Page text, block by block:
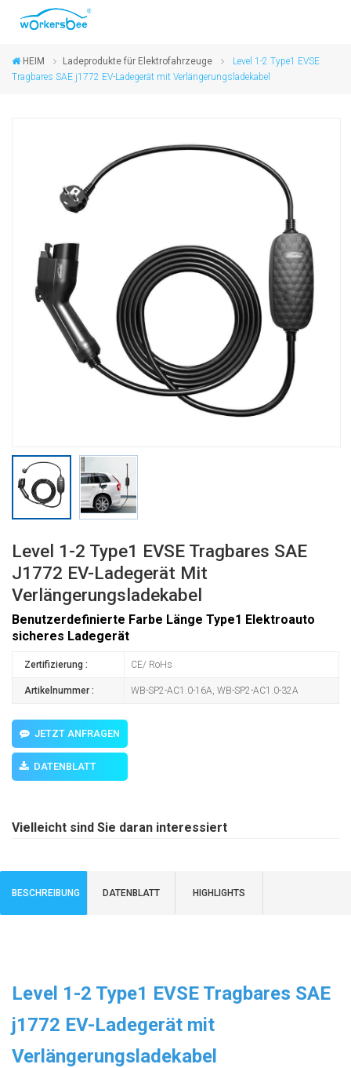
HEIM Ladeprodukte für Elektrofahrzeuge
Level 1-2 Type1 EVSE
Tragbares SAE j1772 EV-Ladegerät mit Verlängerungsladekabel
Level 1-2 Type1 EVSE Tragbares SAE
J1772 EV-Ladegerät Mit
Verlängerungsladekabel
Benutzerdefinierte Farbe Länge Type1 Elektroauto
sicheres Ladegerät
Zertifizierung : CE/ RoHs
Artikelnummer : WB-SP2-AC1.0-16A, WB-SP2-AC1.0-32A
JETZT ANFRAGEN
DATENBLATT
Vielleicht sind Sie daran interessiert
BESCHREIBUNG DATENBLATT HIGHLIGHTS
Level 1-2 Type1 EVSE Tragbares SAE
j1772 EV-Ladegerät mit
Verlängerungsladekabel